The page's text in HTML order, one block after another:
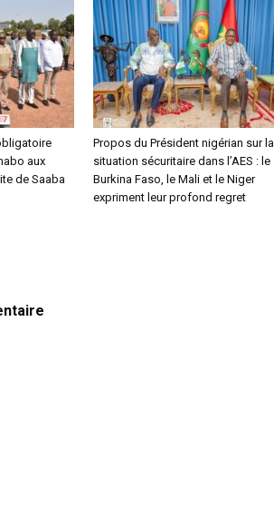
aux
de Saaba
Propos du Président nigérian sur la
situation sécuritaire dans l’AES : le
Burkina Faso, le Mali et le Niger
expriment leur profond regret